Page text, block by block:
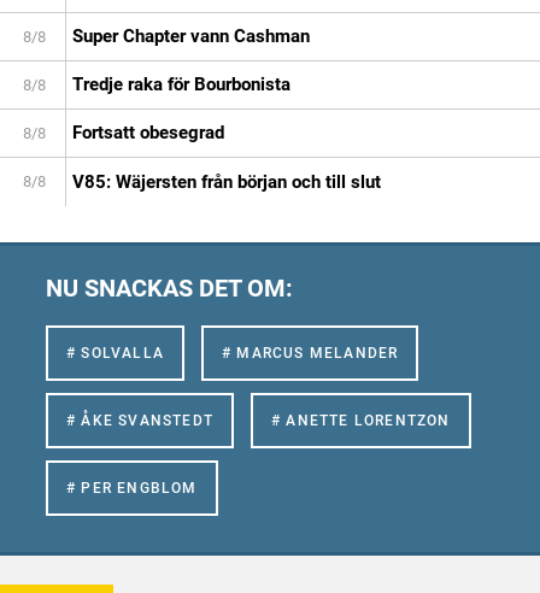
8/8 Super Chapter vann Cashman
8/8 Tredje raka för Bourbonista
8/8 Fortsatt obesegrad
8/8 V85: Wäjersten från början och till slut
NU SNACKAS DET OM:
# SOLVALLA # MARCUS MELANDER
# ÅKE SVANSTEDT # ANETTE LORENTZON
# PER ENGBLOM